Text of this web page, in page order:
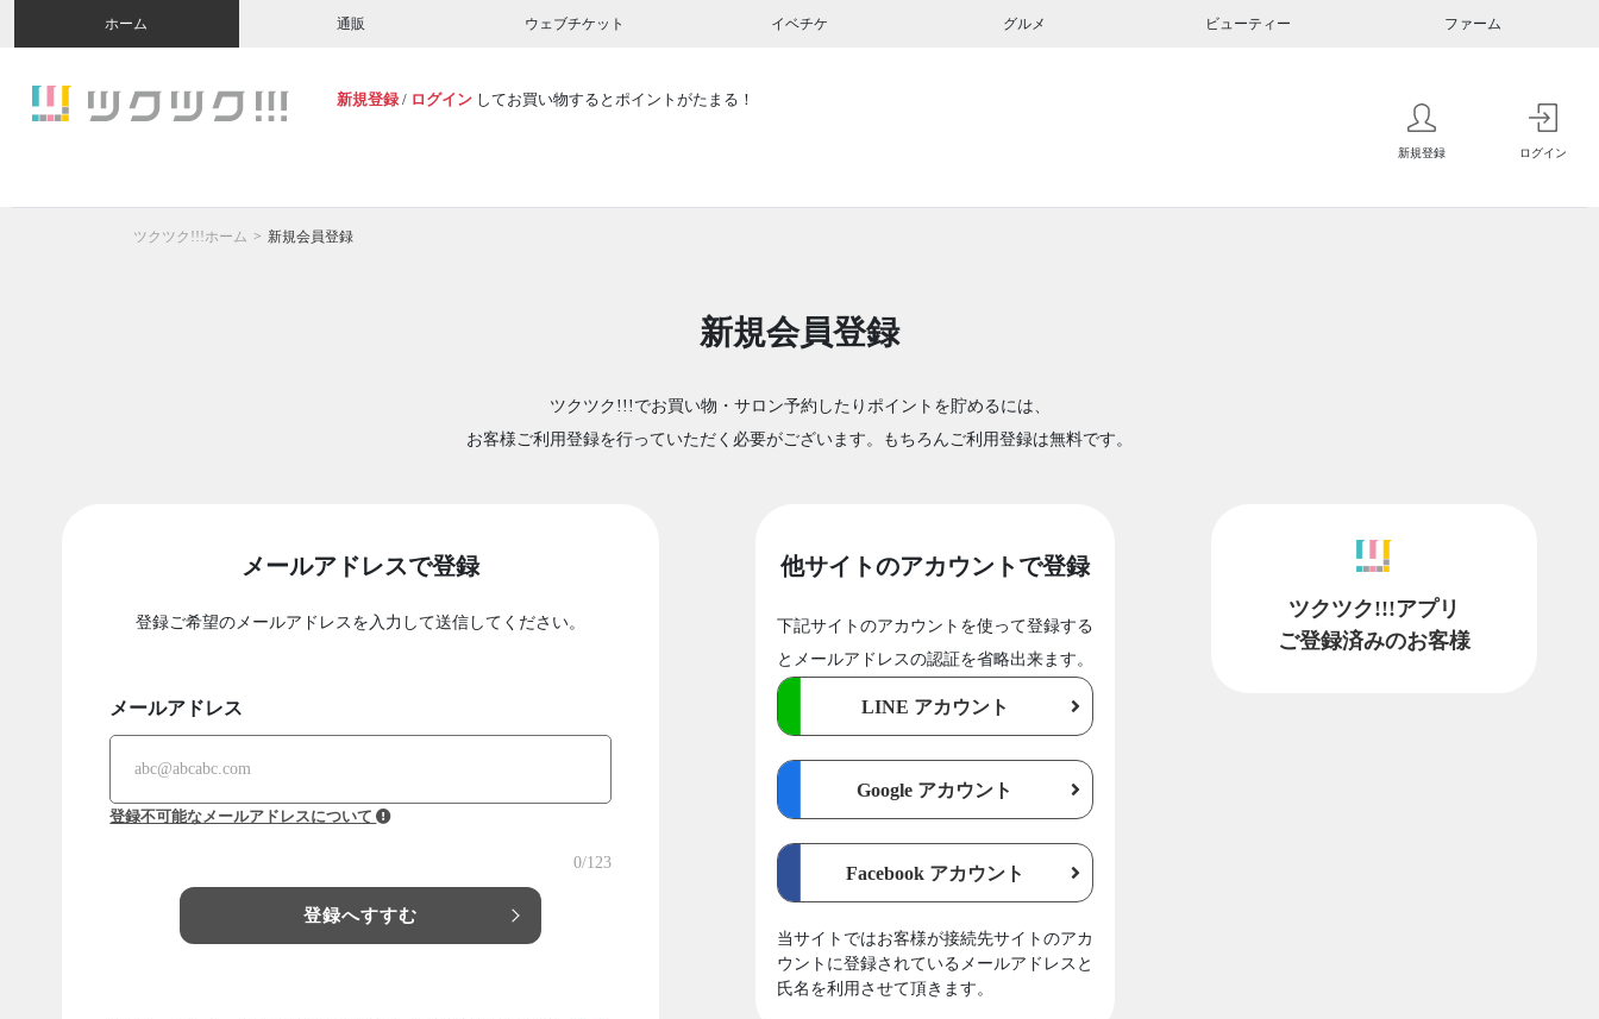
ホーム 通販 ウェブチケット イベチケ グルメ ビューティー ファーム
新規登録 / ログイン してお買い物するとポイントがたまる！
新規登録 ログイン
ツクツク!!!ホーム 新規会員登録
新規会員登録
ツクツク!!!でお買い物・サロン予約したりポイントを貯めるには、
お客様ご利用登録を行っていただく必要がございます。もちろんご利用登録は無料です。
メールアドレスで登録
登録ご希望のメールアドレスを入力して送信してください。
メールアドレス
登録不可能なメールアドレスについて
0/123
登録へすすむ
他サイトのアカウントで登録
下記サイトのアカウントを使って登録する
とメールアドレスの認証を省略出来ます。
LINE アカウント
Google アカウント
Facebook アカウント
当サイトではお客様が接続先サイトのアカ
ウントに登録されているメールアドレスと
氏名を利用させて頂きます。
ツクツク!!!アプリ
ご登録済みのお客様